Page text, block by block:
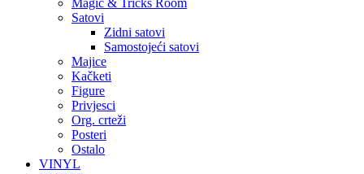
Magic & Tricks Room
Satovi
Zidni satovi
Samostojeći satovi
Majice
Kačketi
Figure
Privjesci
Org. crteži
Posteri
Ostalo
VINYL